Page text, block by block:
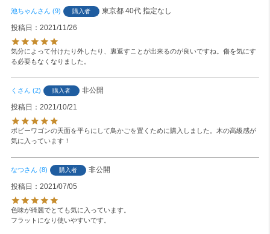
池ちゃん 9 購入者 東京都 40代 指定なし
投稿日
2021/11/26
気分によって付けたり外したり、裏返すことが出来るのが良いですね。傷を気にす
る必要もなくなりました。
く 2 購入者
非公開
投稿日
2021/10/21
ボビーワゴンの天面を平らにして鳥かごを置くために購入しました。木の高級感が
気に入っています！
なつ 8 購入者
非公開
投稿日
2021/07/05
色味が綺麗でとても気に入っています。
フラットになり使いやすいです。